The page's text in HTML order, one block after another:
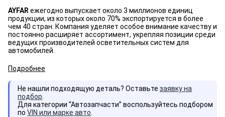
AYFAR ежегодно выпускает около 3 миллионов единиц
продукции, из которых около 70% экспортируется в более
чем 40 стран. Компания уделяет особое внимание качеству и
постоянно расширяет ассортимент, укрепляя позиции среди
ведущих производителей осветительных систем для
автомобилей.
Подробнее
Не нашли подходящую деталь? Оставьте заявку на
подбор
Для категории “Автозапчасти” воспользуйтесь подбором
по VIN или марке авто